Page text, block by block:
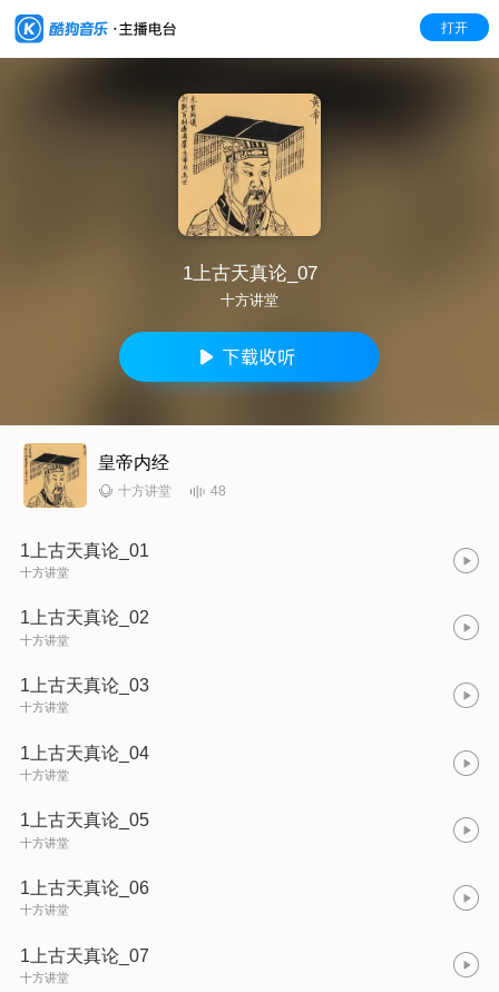
打开
1上古天真论_07
十方讲堂
皇帝内经
十方讲堂 48
1上古天真论_01
十方讲堂
1上古天真论_02
十方讲堂
1上古天真论_03
十方讲堂
1上古天真论_04
十方讲堂
1上古天真论_05
十方讲堂
1上古天真论_06
十方讲堂
1上古天真论_07
十方讲堂